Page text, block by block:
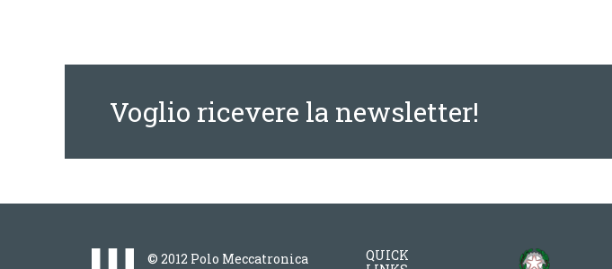
Voglio ricevere la newsletter!
© 2012 Polo Meccatronica
QUICK